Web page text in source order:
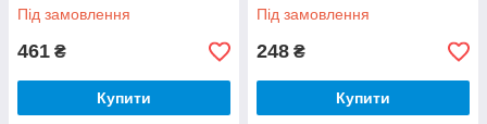
Під замовлення
461 ₴
Купити
Під замовлення
248 ₴
Купити